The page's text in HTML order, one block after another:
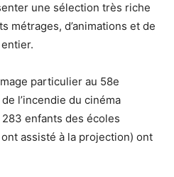
une sélection très riche
métrages, d’animations et de
particulier au 58e
l’incendie du cinéma
283 enfants des écoles
assisté à la projection) ont